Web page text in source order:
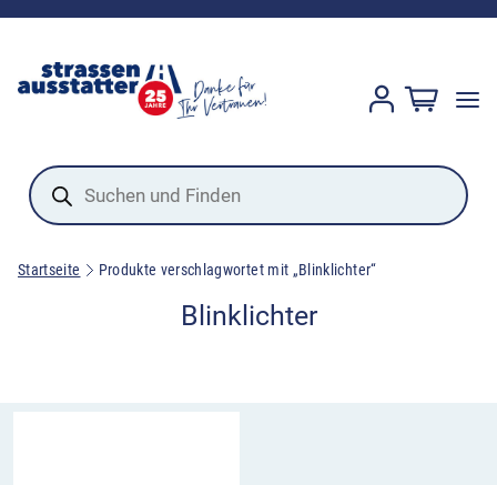
Products
search
Startseite Produkte verschlagwortet mit „Blinklichter“
Blinklichter